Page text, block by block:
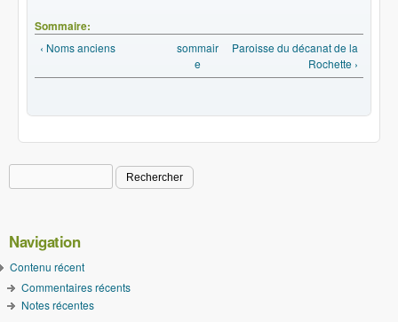
Sommaire:
‹ Noms anciens
sommair
e
Paroisse du décanat de la
Rochette ›
Formulaire de recherche
Navigation
Contenu récent
Commentaires récents
Notes récentes